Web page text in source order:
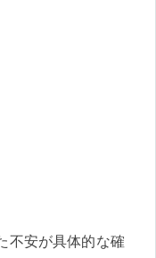
不安が具体的な確